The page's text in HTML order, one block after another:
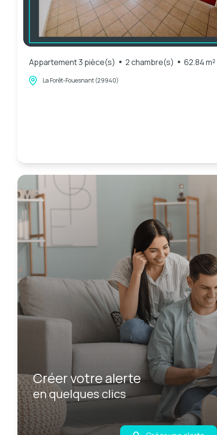
Appartement 3 pièce(s) 2 chambre(s) 62.84 m²
La Forêt-Fouesnant (29940)
Créer votre alerte
en quelques clics